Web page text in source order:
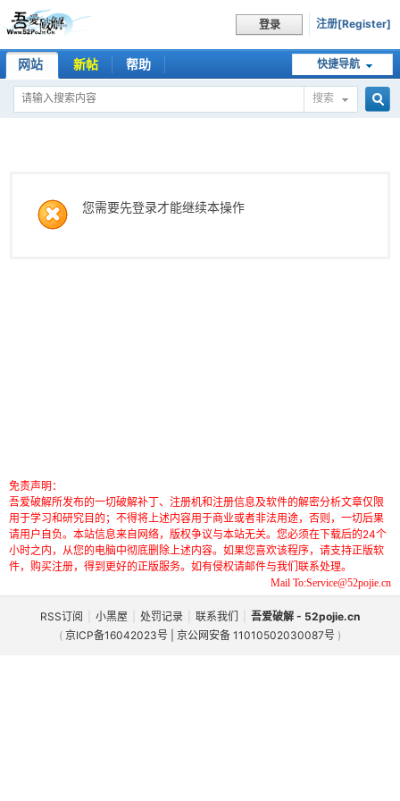
登录 注册[Register]
快捷导航
网站 新帖 帮助
搜索
您需要先登录才能继续本操作
免责声明：
吾爱破解所发布的一切破解补丁、注册机和注册信息及软件的解密分析文章仅限
用于学习和研究目的；不得将上述内容用于商业或者非法用途，否则，一切后果
请用户自负。本站信息来自网络，版权争议与本站无关。您必须在下载后的24个
小时之内，从您的电脑中彻底删除上述内容。如果您喜欢该程序，请支持正版软
件，购买注册，得到更好的正版服务。如有侵权请邮件与我们联系处理。
Mail To:Service@52pojie.cn
RSS订阅 小黑屋 处罚记录 联系我们
吾爱破解 - 52pojie.cn
( 京ICP备16042023号 | 京公网安备 11010502030087号 )